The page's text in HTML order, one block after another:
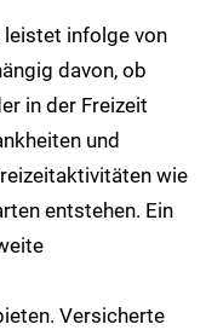
infolge von
davon, ob
in der Freizeit
und
wie
entstehen. Ein
Versicherte